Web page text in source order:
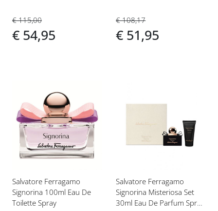
€ 115,00
€ 54,95
€ 108,17
€ 51,95
Voeg
toe
aan
verlanglijst
Salvatore Ferragamo
Signorina 100ml Eau De
Toilette Spray
Voeg
aan
verlanglijst
Salvatore Ferragamo
Signorina Misteriosa Set
30ml Eau De Parfum Spray